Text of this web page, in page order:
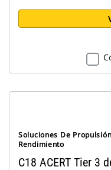
Soluciones De
Rendimiento
C18 ACERT Tier 3